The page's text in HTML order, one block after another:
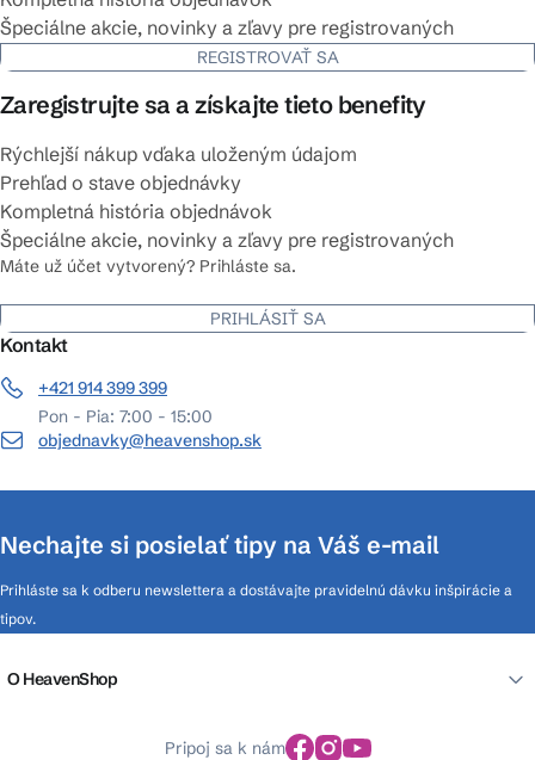
Špeciálne akcie, novinky a zľavy pre registrovaných
REGISTROVAŤ SA
Zaregistrujte sa a získajte tieto benefity
Rýchlejší nákup vďaka uloženým údajom
Prehľad o stave objednávky
Kompletná história objednávok
Špeciálne akcie, novinky a zľavy pre registrovaných
Máte už účet vytvorený? Prihláste sa.
PRIHLÁSIŤ SA
Kontakt
+421 914 399 399
Pon - Pia: 7:00 - 15:00
objednavky@heavenshop.sk
Nechajte si posielať tipy na Váš e-mail
Prihláste sa k odberu newslettera a dostávajte pravidelnú dávku inšpirácie a
tipov.
O HeavenShop
Pripoj sa k nám